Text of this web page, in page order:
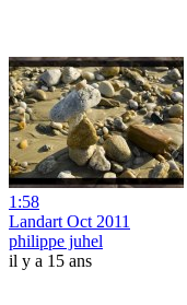
1:58
Landart Oct 2011
philippe juhel
il y a 15 ans